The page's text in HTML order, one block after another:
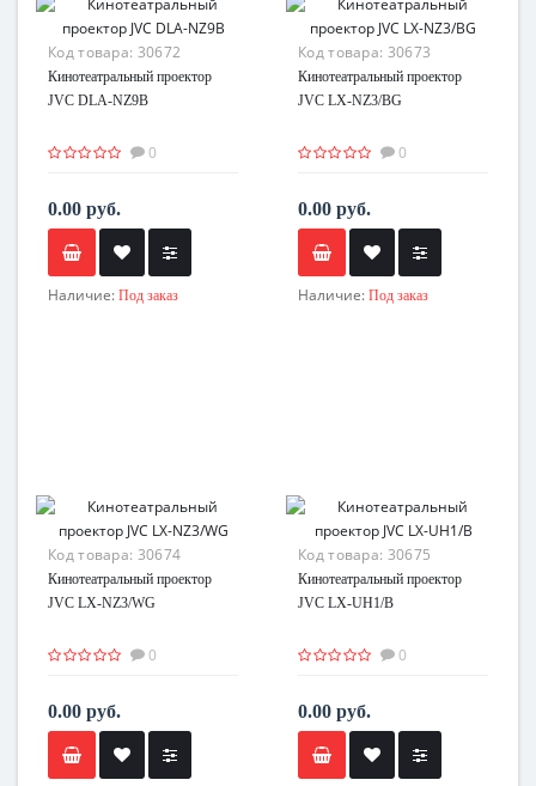
Код товара: 30672
Кинотеатральный проектор
JVC DLA-NZ9B
0
0.00 руб.
Наличие: Под заказ
Код товара: 30673
Кинотеатральный проектор
JVC LX-NZ3/BG
0
0.00 руб.
Наличие: Под заказ
Код товара: 30674
Кинотеатральный проектор
JVC LX-NZ3/WG
0
0.00 руб.
Код товара: 30675
Кинотеатральный проектор
JVC LX-UH1/B
0
0.00 руб.